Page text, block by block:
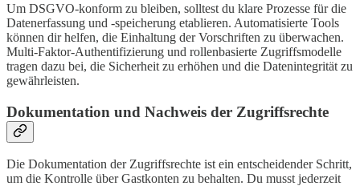
Um DSGVO-konform zu bleiben, solltest du klare Prozesse für die
Datenerfassung und -speicherung etablieren. Automatisierte Tools
können dir helfen, die Einhaltung der Vorschriften zu überwachen.
Multi-Faktor-Authentifizierung und rollenbasierte Zugriffsmodelle
tragen dazu bei, die Sicherheit zu erhöhen und die Datenintegrität zu
gewährleisten.
Dokumentation und Nachweis der Zugriffsrechte
Die Dokumentation der Zugriffsrechte ist ein entscheidender Schritt,
um die Kontrolle über Gastkonten zu behalten. Du musst jederzeit